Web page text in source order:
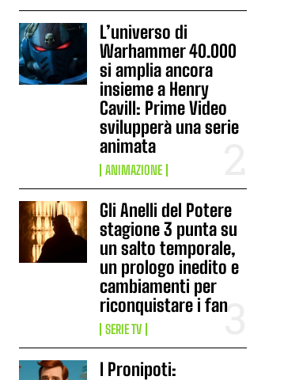
L’universo di
Warhammer 40.000
si amplia ancora
insieme a Henry
Cavill: Prime Video
svilupperà una serie
animata
ANIMAZIONE
Gli Anelli del Potere
stagione 3 punta su
un salto temporale,
un prologo inedito e
cambiamenti per
riconquistare i fan
SERIE TV
I Pronipoti: